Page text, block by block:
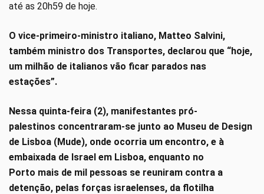
até as 20h59 de hoje.
O vice-primeiro-ministro italiano, Matteo Salvini,
também ministro dos Transportes, declarou que “hoje,
um milhão de italianos vão ficar parados nas
estações”.
Nessa quinta-feira (2), manifestantes pró-
palestinos concentraram-se junto ao Museu de Design
de Lisboa (Mude), onde ocorria um encontro, e à
embaixada de Israel em Lisboa, enquanto no
Porto mais de mil pessoas se reuniram contra a
detenção, pelas forças israelenses, da flotilha